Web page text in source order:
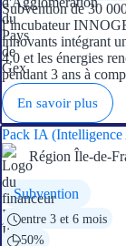
Subvention de 30
l’incubateur
innovants intégrant
4.0 et les énergies
pendant 3 ans à
En savoir plus
Pack IA
Région Île-de-
Subvention
entre 3 et 6 mois
50%